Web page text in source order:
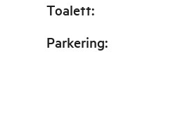
Toalett:
Parkering: